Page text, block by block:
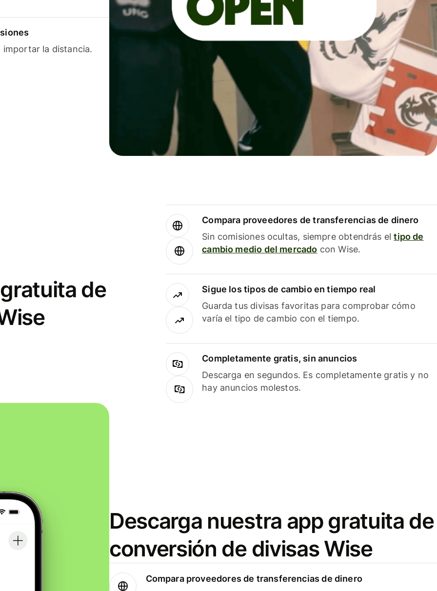
importar la distancia.
de
Compara proveedores de transferencias de dinero
Sin comisiones ocultas, siempre obtendrás eltipo de
cambio medio del mercado con Wise.
Sigue los tipos de cambio en tiempo real
Guarda tus divisas favoritas para comprobar cómo
varía el tipo de cambio con el tiempo.
Completamente gratis, sin anuncios
Descarga en segundos. Es completamente gratis y no
hay anuncios molestos.
Descarga nuestra app gratuita de
conversión de divisas Wise
Compara proveedores de transferencias de dinero